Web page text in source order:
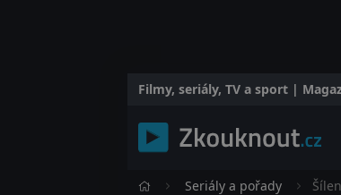
Filmy, seriály, TV a sport |
Seriály a pořady